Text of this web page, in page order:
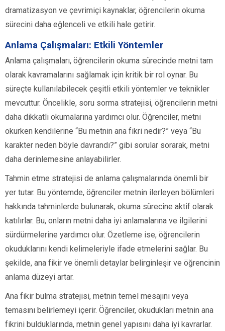
dramatizasyon ve çevrimiçi kaynaklar, öğrencilerin okuma
sürecini daha eğlenceli ve etkili hale getirir.
Anlama Çalışmaları: Etkili Yöntemler
Anlama çalışmaları, öğrencilerin okuma sürecinde metni tam
olarak kavramalarını sağlamak için kritik bir rol oynar. Bu
süreçte kullanılabilecek çeşitli etkili yöntemler ve teknikler
mevcuttur. Öncelikle, soru sorma stratejisi, öğrencilerin metni
daha dikkatli okumalarına yardımcı olur. Öğrenciler, metni
okurken kendilerine “Bu metnin ana fikri nedir?” veya “Bu
karakter neden böyle davrandı?” gibi sorular sorarak, metni
daha derinlemesine anlayabilirler.
Tahmin etme stratejisi de anlama çalışmalarında önemli bir
yer tutar. Bu yöntemde, öğrenciler metnin ilerleyen bölümleri
hakkında tahminlerde bulunarak, okuma sürecine aktif olarak
katılırlar. Bu, onların metni daha iyi anlamalarına ve ilgilerini
sürdürmelerine yardımcı olur. Özetleme ise, öğrencilerin
okuduklarını kendi kelimeleriyle ifade etmelerini sağlar. Bu
şekilde, ana fikir ve önemli detaylar belirginleşir ve öğrencinin
anlama düzeyi artar.
Ana fikir bulma stratejisi, metnin temel mesajını veya
temasını belirlemeyi içerir. Öğrenciler, okudukları metnin ana
fikrini bulduklarında, metnin genel yapısını daha iyi kavrarlar.